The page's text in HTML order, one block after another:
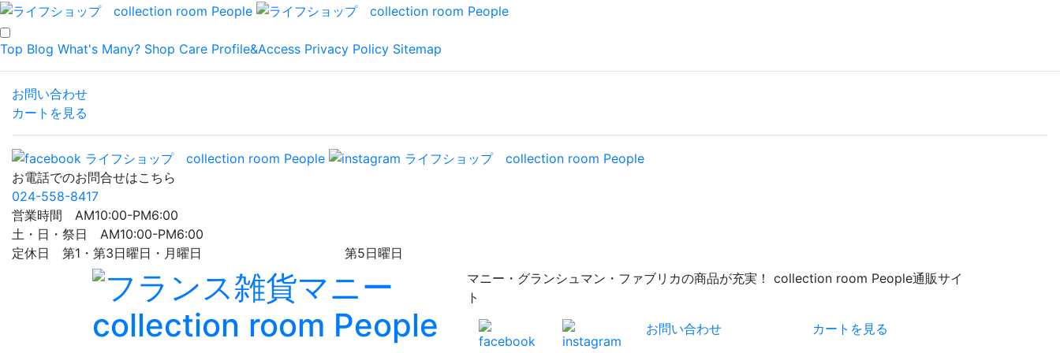
Top Blog What's Many? Shop Care Profile&Access Privacy Policy Sitemap
お問い合わせ
カートを見る
お電話でのお問合せはこちら
024-558-8417
営業時間 AM10:00-PM6:00
土・日・祭日 AM10:00-PM6:00
定休日 第1・第3日曜日・月曜日 第5日曜日
マニー・グランシュマン・ファブリカの商品が充実！ collection room People通販サイ
ト
お問い合わせ
カートを見る